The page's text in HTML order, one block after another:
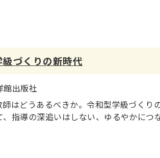
くりの新時代
出版社
はどうあるべきか。令和型学級づくり
、指導の深追いはしない、ゆるやかに